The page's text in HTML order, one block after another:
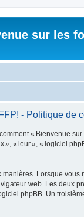
sur les
- Politique de
« Bienvenue
», « leur », « logiciel
Lorsque
web. Les deux
phpBB. Un